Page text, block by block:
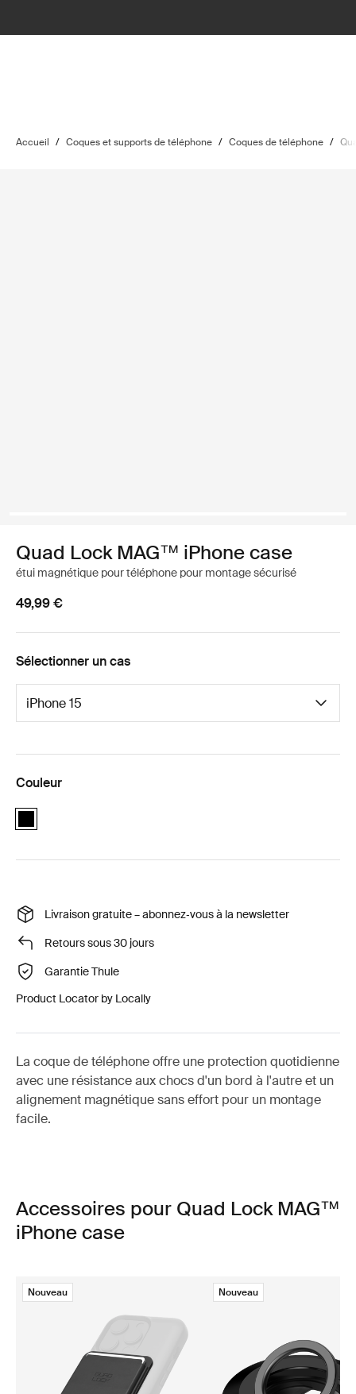
Accueil / Coques et supports de téléphone / Coques de téléphone /
Quad Lock MAG™ iPhone case
étui magnétique pour téléphone pour montage sécurisé
49,99 €
Sélectionner un cas
Couleur
Livraison gratuite – abonnez‑vous à la newsletter
Retours sous 30 jours
Garantie Thule
Product Locator by Locally
La coque de téléphone offre une protection quotidienne
avec une résistance aux chocs d'un bord à l'autre et un
alignement magnétique sans effort pour un montage
facile.
Accessoires pour Quad Lock MAG™
iPhone case
Nouveau Nouveau